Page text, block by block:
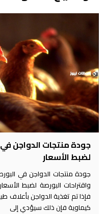
جودة منتجات الدواجن في
لضبط الأسعار
جودة منتجات الدواجن في
واقتراحات البورصة لضبط
فإذا تم تغذية الدواجن بأعلاف
كيماوية فإن ذلك سيؤدي إلى